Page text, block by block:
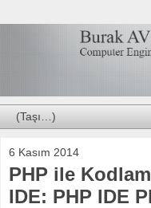
6 Kasım 2014
PHP ile
IDE: PHP IDE